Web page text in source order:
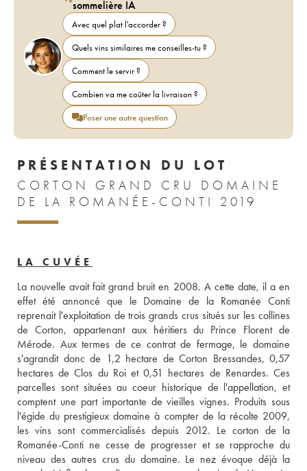
sommelière IA
Avec quel plat l'accorder ?
Quels vins similaires me conseilles-tu ?
Comment le servir ?
Combien va me coûter la livraison ?
Poser une autre question
PRÉSENTATION DU LOT
CORTON GRAND CRU DOMAINE
DE LA ROMANÉE-CONTI 2019
LA CUVÉE
La nouvelle avait fait grand bruit en 2008. A cette date, il a en
effet été annoncé que le Domaine de la Romanée Conti
reprenait l'exploitation de trois grands crus situés sur les collines
de Corton, appartenant aux héritiers du Prince Florent de
Mérode. Aux termes de ce contrat de fermage, le domaine
s'agrandit donc de 1,2 hectare de Corton Bressandes, 0,57
hectares de Clos du Roi et 0,51 hectares de Renardes. Ces
parcelles sont situées au coeur historique de l'appellation, et
comptent une part importante de vieilles vignes. Produits sous
l'égide du prestigieux domaine à compter de la récolte 2009,
les vins sont commercialisés depuis 2012. Le corton de la
Romanée-Conti ne cesse de progresser et se rapproche du
niveau des autres crus du domaine. Le nez évoque déjà la